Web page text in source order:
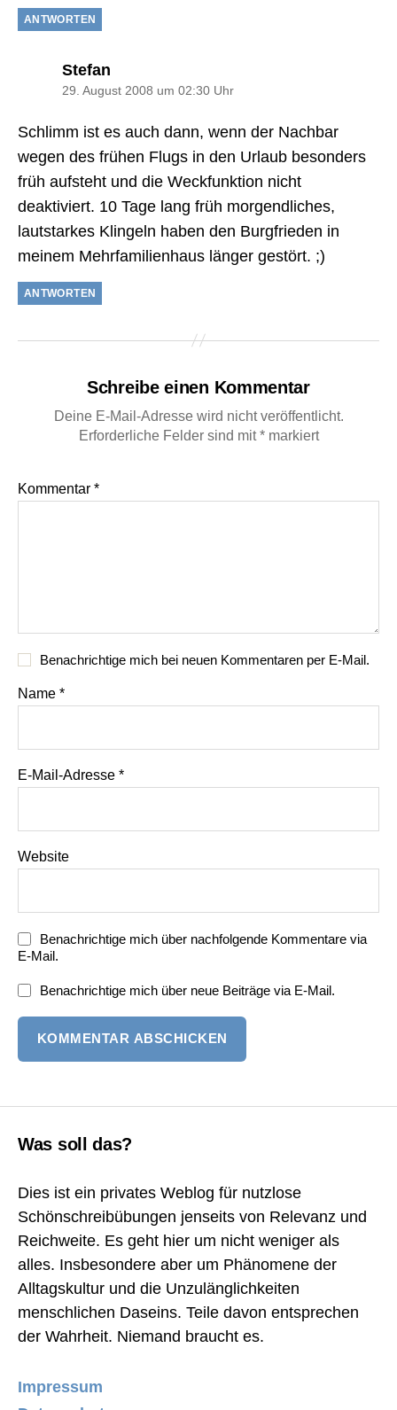
ANTWORTEN
Stefan
29. August 2008 um 02:30 Uhr
Schlimm ist es auch dann, wenn der Nachbar
wegen des frühen Flugs in den Urlaub besonders
früh aufsteht und die Weckfunktion nicht
deaktiviert. 10 Tage lang früh morgendliches,
lautstarkes Klingeln haben den Burgfrieden in
meinem Mehrfamilienhaus länger gestört. ;)
ANTWORTEN
Schreibe einen Kommentar
Deine E-Mail-Adresse wird nicht veröffentlicht.
Erforderliche Felder sind mit*markiert
Kommentar *
Benachrichtige mich bei neuen Kommentaren per E-Mail.
Name *
E-Mail-Adresse *
Website
Benachrichtige mich über nachfolgende Kommentare via
E-Mail.
Benachrichtige mich über neue Beiträge via E-Mail.
Was soll das?
Dies ist ein privates Weblog für nutzlose
Schönschreibübungen jenseits von Relevanz und
Reichweite. Es geht hier um nicht weniger als
alles. Insbesondere aber um Phänomene der
Alltagskultur und die Unzulänglichkeiten
menschlichen Daseins. Teile davon entsprechen
der Wahrheit. Niemand braucht es.
Impressum